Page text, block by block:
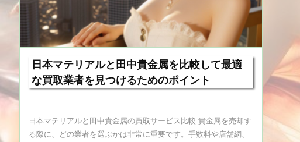
日本マテリアルと田中貴金属を比較して最適
な買取業者を見つけるためのポイント
日本マテリアルと田中貴金属の買取サービス比較 貴金属を売却す
る際に、どの業者を選ぶかは非常に重要です。手数料や店舗網、